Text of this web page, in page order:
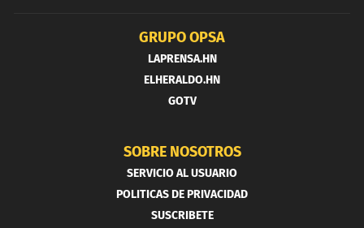
GRUPO OPSA
LAPRENSA.HN
ELHERALDO.HN
GOTV
SOBRE NOSOTROS
SERVICIO AL USUARIO
POLITICAS DE PRIVACIDAD
SUSCRIBETE